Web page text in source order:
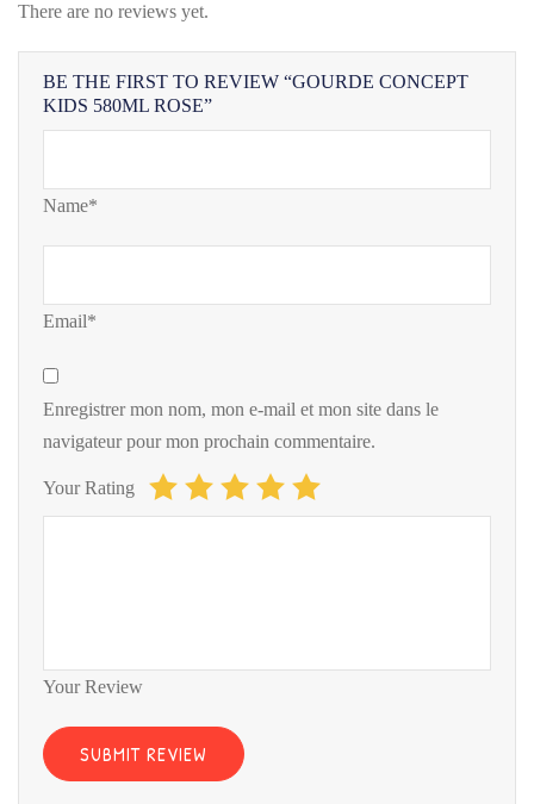
There are no reviews yet.
BE THE FIRST TO REVIEW “GOURDE CONCEPT
KIDS 580ML ROSE”
Name*
Email*
Enregistrer mon nom, mon e-mail et mon site dans le
navigateur pour mon prochain commentaire.
Your Rating
Your Review